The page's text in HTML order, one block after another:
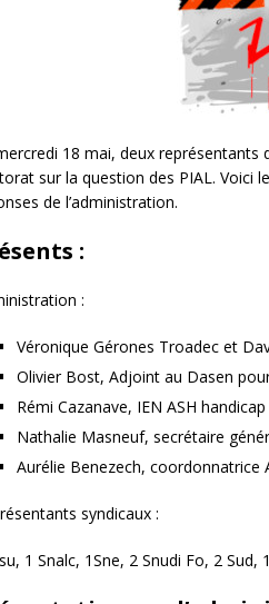
18 mai, deux représentants
sur la question des PIAL. Voici
de l’administration.
:
:
Véronique Gérones Troadec et
Olivier Bost, Adjoint au Dasen
Rémi Cazanave, IEN ASH handicap
Nathalie Masneuf, secrétaire
Aurélie Benezech, coordonnatrice
syndicaux :
1 Snalc, 1Sne, 2 Snudi Fo, 2 Sud,